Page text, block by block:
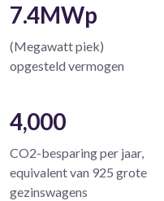
7.4MWp
(Megawatt piek)
opgesteld vermogen
4,000
CO2-besparing per jaar,
equivalent van 925 grote
gezinswagens